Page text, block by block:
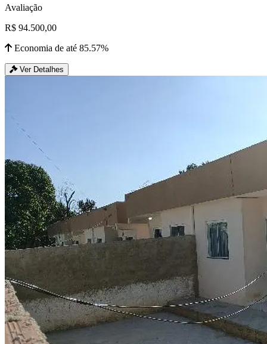
Avaliação
R$ 94.500,00
Economia de até 85.57%
Ver Detalhes